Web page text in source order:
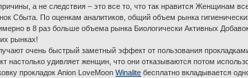
а не следствия – это все то, что так нравится Женщинам
Сбыта. По оценкам аналитиков, общий объем рынка
в 8 раз больше объема рынка Биологически Активных
рынках!
очень быстрый заметный эффект от пользования
настолько удивляет женщин, что они отказываются потом
прокладок Anion LoveMoonWinalite бесплатно вкладывается